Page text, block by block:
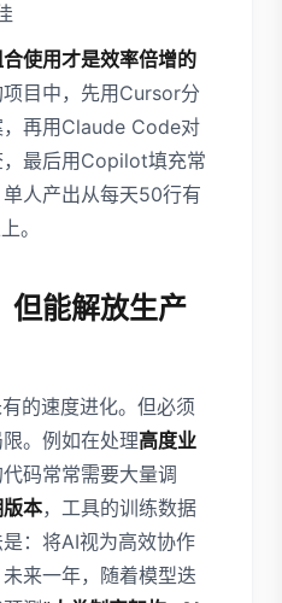
使用才是效率倍增的
目中，先用Cursor分
再用Claude Code对
最后用Copilot填充常
人产出从每天50行有
。
但能解放生产
的速度进化。但必须
。例如在处理高度业
码常常需要大量调
本，工具的训练数据
：将AI视为高效协作
来一年，随着模型迭